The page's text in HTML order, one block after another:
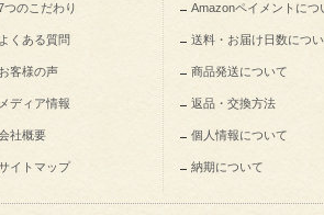
つのこだわり
よくある質問
お客様の声
メディア情報
社概要
イトマップ
Amazonペイメントにつ
送料・お届け日数につ
商品発送について
返品・交換方法
個人情報について
納期について